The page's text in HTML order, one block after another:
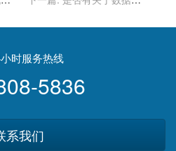
时服务热线
5836
系我们